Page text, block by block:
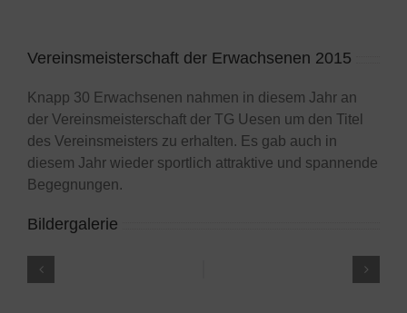
Vereinsmeisterschaft der Erwachsenen 2015
Knapp 30 Erwachsenen nahmen in diesem Jahr an
der Vereinsmeisterschaft der TG Uesen um den Titel
des Vereinsmeisters zu erhalten. Es gab auch in
diesem Jahr wieder sportlich attraktive und spannende
Begegnungen.
Bildergalerie